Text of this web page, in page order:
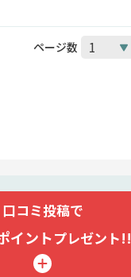
ページ数
口コミ投稿で
イントプレゼント!!